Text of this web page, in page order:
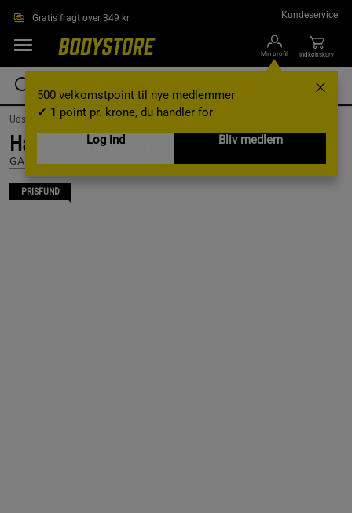
Gratis fragt over 349 kr Kundeservice
Min profil
500 velkomstpoint til nye medlemmer
✔ 1 point pr. krone, du handler for
Log ind
Bliv medlem
Indkøbskurv
Udstyr og tilbehør /Træningsudstyr /Wrist Wraps & Håndledsstøtte
Hardcore Wrist Wraps Sort/Grå
GASP Gear
PRISFUND